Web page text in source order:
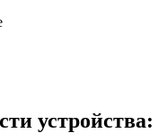
устройства: